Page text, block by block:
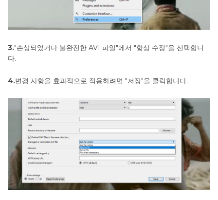
3."손상되었거나 불완전한 AVI 파일"에서 "항상 수정"을 선택합니
다.
4.변경 사항을 효과적으로 적용하려면 "저장"을 클릭합니다.